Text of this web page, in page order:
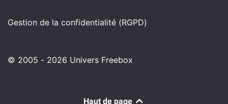
Gestion de la confidentialité (RGPD)
© 2005 - 2026 Univers Freebox
Haut de page